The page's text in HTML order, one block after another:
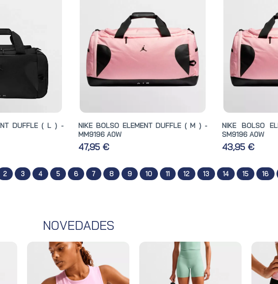
DUFFLE ( L ) -
NIKE BOLSO ELEMENT DUFFLE ( M ) -
MM9196 A0W
47,95 €
NIKE BOLSO
SM9196 A0W
43,95 €
2 3 4 5 6 7 8 9 10 11 12 13 14 15 16
NOVEDADES